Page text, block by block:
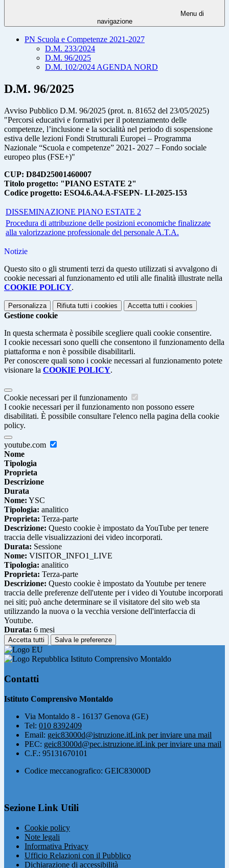
Menu di
navigazione
PN Scuola e Competenze 2021-2027
D.M. 233/2024
D.M. 96/2025
D.M. 102/2024 AGENDA NORD
D.M. 96/2025
Avviso Pubblico D.M. 96/2025 (prot. n. 81652 del 23/05/2025)
"Percorsi educativi e formativi per il potenziamento delle
competenze, l’inclusione e la socialità nel periodo di sospensione
estiva delle lezioni Fondi Strutturali Europei – Programma
Nazionale “Scuola e competenze” 2021- 2027 – Fondo sociale
europeo plus (FSE+)"
CUP: D84D25001460007
Titolo progetto: "PIANO ESTATE 2"
Codice progetto: ESO4.6.A4.A-FSEPN- LI-2025-153
DISSEMINAZIONE PIANO ESTATE 2
Procedura di attribuzione delle posizioni economiche finalizzate
alla valorizzazione professionale del personale A.T.A.
Notizie
Questo sito o gli strumenti terzi da questo utilizzati si avvalgono di
cookie necessari al funzionamento ed utili alle finalità illustrate nella
COOKIE POLICY.
Personalizza Rifiuta tutti i cookies Accetta tutti i cookies
Gestione cookie
In questa schermata è possibile scegliere quali cookie consentire.
I cookie necessari sono quelli che consentono il funzionamento della
piattaforma e non è possibile disabilitarli.
Per conoscere quali sono i cookie necessari al funzionamento potete
visionare la COOKIE POLICY.
Cookie necessari per il funzionamento
I cookie necessari per il funzionamento non possono essere
disabilitati. È possibile consultare l'elenco nella pagina della cookie
policy.
youtube.com
Nome
Tipologia
Proprieta
Descrizione
Durata
Nome: YSC
Tipologia: analitico
Proprieta: Terza-parte
Descrizione: Questo cookie è impostato da YouTube per tenere
traccia delle visualizzazioni dei video incorporati.
Durata: Sessione
Nome: VISITOR_INFO1_LIVE
Tipologia: analitico
Proprieta: Terza-parte
Descrizione: Questo cookie è impostato da Youtube per tenere
traccia delle preferenze dell'utente per i video di Youtube incorporati
nei siti; può anche determinare se il visitatore del sito web sta
utilizzando la nuova o la vecchia versione dell'interfaccia di
Youtube.
Durata: 6 mesi
Accetta tutti Salva le preferenze
Istituto Comprensivo Montaldo
Contatti
Istituto Comprensivo Montaldo
Via Montaldo 8 - 16137 Genova (GE)
Tel: 010 8392409
Email: geic83000d@istruzione.itLink per inviare una mail
PEC: geic83000d@pec.istruzione.itLink per inviare una mail
C.F.: 95131670101
Codice meccanografico: GEIC83000D
Sezione Link Utili
Cookie policy
Note legali
Informativa Privacy
Ufficio Relazioni con il Pubblico
Dichiarazione di accessibilità